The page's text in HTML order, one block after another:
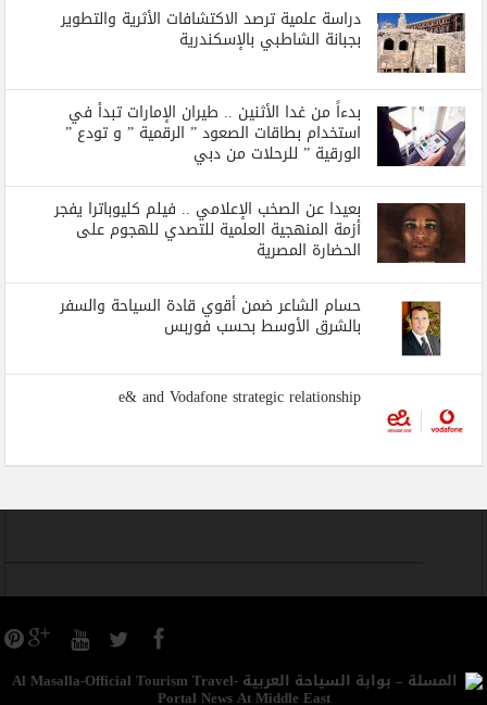
دراسة علمية ترصد الاكتشافات الأثرية والتطوير
بجبانة الشاطبي بالإسكندرية
بدءاً من غدا الأثنين .. طيران الإمارات تبدأ في
استخدام بطاقات الصعود ” الرقمية ” و تودع ”
الورقية ” للرحلات من دبي
بعيدا عن الصخب الإعلامي .. فيلم كليوباترا يفجر
أزمة المنهجية العلمية للتصدي للهجوم على
الحضارة المصرية
حسام الشاعر ضمن أقوي قادة السياحة والسفر
بالشرق الأوسط بحسب فوربس
e& and Vodafone strategic relationship